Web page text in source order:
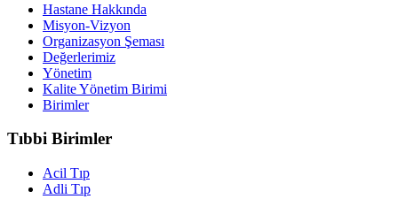
Hastane Hakkında
Misyon-Vizyon
Organizasyon Şeması
Değerlerimiz
Yönetim
Kalite Yönetim Birimi
Birimler
Tıbbi Birimler
Acil Tıp
Adli Tıp